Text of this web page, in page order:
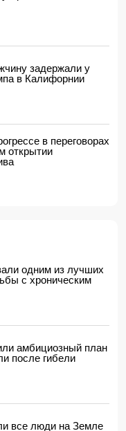
общество
по спасению
усилить
вышел на
замороженных
Киеву
скончался
семью шехида-
6 августа
до максимума
задержали у
в Калифорнии
в переговорах
открытии
одним из лучших
с хроническим
амбициозный план
после гибели
все люди на Земле